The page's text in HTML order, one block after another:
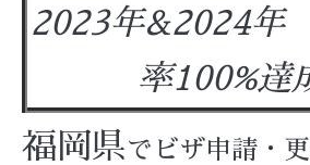
2023年&2024年
率100%達
福岡県でビザ申請・